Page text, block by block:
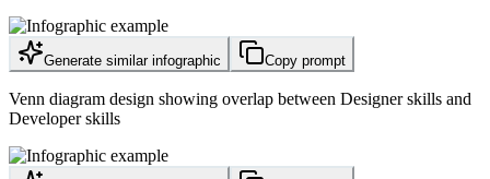
Generate similar infographic Copy prompt
Venn diagram design showing overlap between Designer skills and
Developer skills